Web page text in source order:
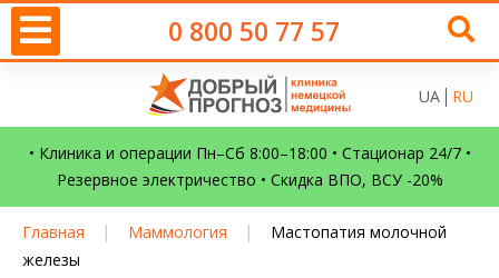
0 800 50 77 57
UA RU
• Клиника и операции Пн–Сб 8:00–18:00 • Стационар 24/7 •
Резервное электричество • Скидка ВПО, ВСУ -20%
Главная | Маммология |
Мастопатия молочной
железы